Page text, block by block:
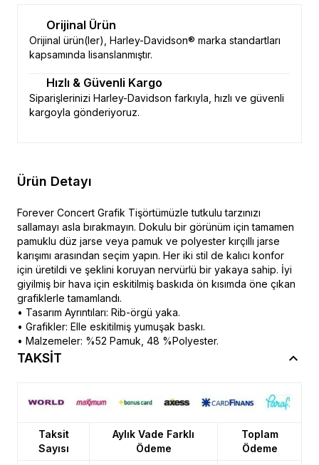
Orijinal Ürün
Orijinal ürün(ler), Harley-Davidson® marka standartları
kapsamında lisanslanmıştır.
Hızlı & Güvenli Kargo
Siparişlerinizi Harley-Davidson farkıyla, hızlı ve güvenli
kargoyla gönderiyoruz.
Ürün Detayı
Forever Concert Grafik Tişörtümüzle tutkulu tarzınızı
sallamayı asla bırakmayın. Dokulu bir görünüm için tamamen
pamuklu düz jarse veya pamuk ve polyester kırçıllı jarse
karışımı arasından seçim yapın. Her iki stil de kalıcı konfor
için üretildi ve şeklini koruyan nervürlü bir yakaya sahip. İyi
giyilmiş bir hava için eskitilmiş baskıda ön kısımda öne çıkan
grafiklerle tamamlandı.
• Tasarım Ayrıntıları: Rib-örgü yaka.
• Grafikler: Elle eskitilmiş yumuşak baskı.
• Malzemeler: %52 Pamuk, 48 %Polyester.
TAKSİT
Taksit
Sayısı
Aylık Vade Farklı
Ödeme
Toplam
Ödeme